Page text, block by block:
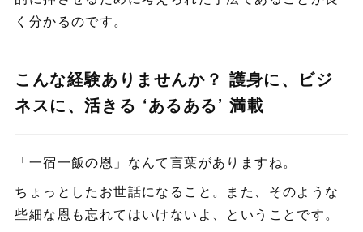
く分かるのです。
こんな経験ありませんか？ 護身に、ビジ
ネスに、活きる ‘あるある’ 満載
「一宿一飯の恩」なんて言葉がありますね。
ちょっとしたお世話になること。また、そのような
些細な恩も忘れてはいけないよ、ということです。